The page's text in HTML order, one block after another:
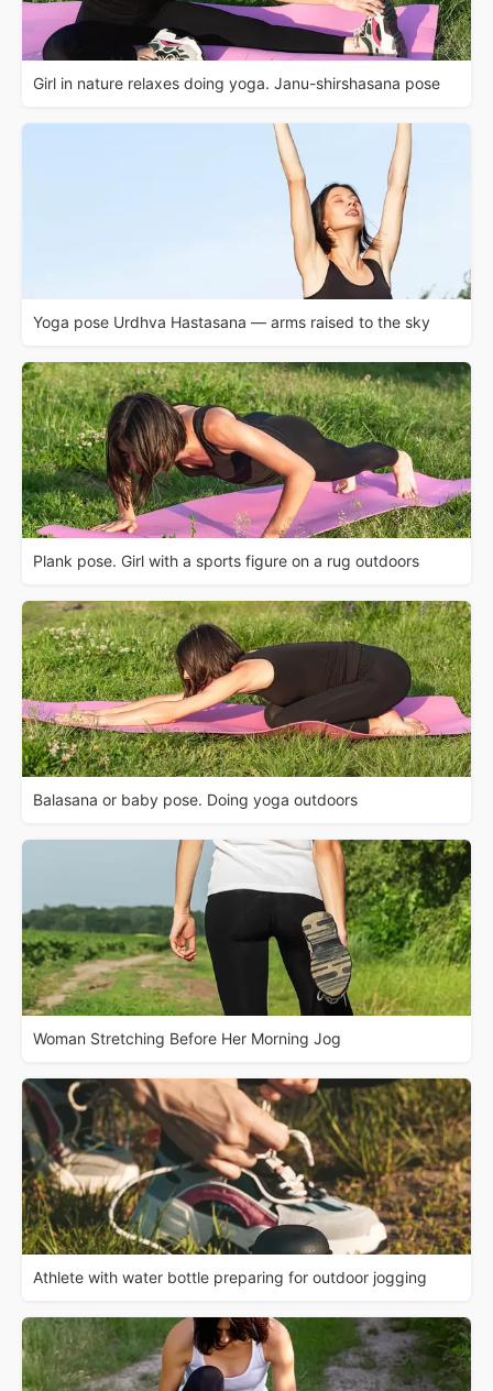
Girl in nature relaxes doing yoga. Janu-shirshasana pose
Yoga pose Urdhva Hastasana — arms raised to the sky
Plank pose. Girl with a sports figure on a rug outdoors
Balasana or baby pose. Doing yoga outdoors
Woman Stretching Before Her Morning Jog
Athlete with water bottle preparing for outdoor jogging